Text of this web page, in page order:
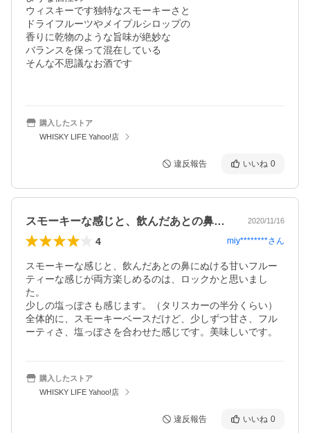
ウィスキーです独特なスモーキーさと
ドライフルーツやメイプルシロップの
香りに乾物のような旨味が絶妙な
バランスを保って混在している
そんな不思議なお酒です
購入したストア
WHISKY LIFE Yahoo!店
違反報告 いいね 0
スモーキーな感じと、飲んだあとの鼻にぬ… 2020/11/16
4 miy********さん
スモーキーな感じと、飲んだあとの鼻にぬける甘いフルー
ティーな感じが両方楽しめるのは、ロックかと思いまし
た。
少しの塩っぽさも感じます。（タリスカーの半分くらい）
全体的に、スモーキーベースだけど、少しずつ甘さ、フル
ーティさ、塩っぽさを合わせた感じです。美味しいです。
購入したストア
WHISKY LIFE Yahoo!店
違反報告 いいね 0